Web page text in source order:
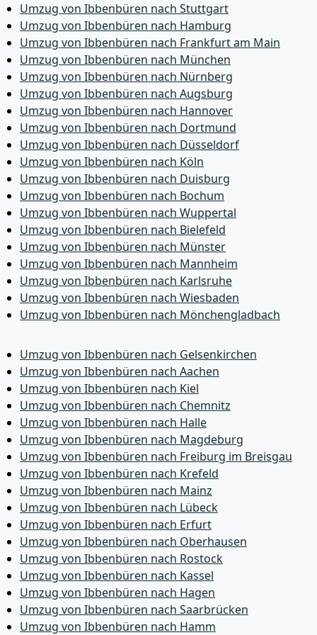
Umzug von Ibbenbüren nach Stuttgart
Umzug von Ibbenbüren nach Hamburg
Umzug von Ibbenbüren nach Frankfurt am Main
Umzug von Ibbenbüren nach München
Umzug von Ibbenbüren nach Nürnberg
Umzug von Ibbenbüren nach Augsburg
Umzug von Ibbenbüren nach Hannover
Umzug von Ibbenbüren nach Dortmund
Umzug von Ibbenbüren nach Düsseldorf
Umzug von Ibbenbüren nach Köln
Umzug von Ibbenbüren nach Duisburg
Umzug von Ibbenbüren nach Bochum
Umzug von Ibbenbüren nach Wuppertal
Umzug von Ibbenbüren nach Bielefeld
Umzug von Ibbenbüren nach Münster
Umzug von Ibbenbüren nach Mannheim
Umzug von Ibbenbüren nach Karlsruhe
Umzug von Ibbenbüren nach Wiesbaden
Umzug von Ibbenbüren nach Mönchen­gladbach
Umzug von Ibbenbüren nach Gelsenkirchen
Umzug von Ibbenbüren nach Aachen
Umzug von Ibbenbüren nach Kiel
Umzug von Ibbenbüren nach Chemnitz
Umzug von Ibbenbüren nach Halle
Umzug von Ibbenbüren nach Magdeburg
Umzug von Ibbenbüren nach Freiburg im Breisgau
Umzug von Ibbenbüren nach Krefeld
Umzug von Ibbenbüren nach Mainz
Umzug von Ibbenbüren nach Lübeck
Umzug von Ibbenbüren nach Erfurt
Umzug von Ibbenbüren nach Oberhausen
Umzug von Ibbenbüren nach Rostock
Umzug von Ibbenbüren nach Kassel
Umzug von Ibbenbüren nach Hagen
Umzug von Ibbenbüren nach Saarbrücken
Umzug von Ibbenbüren nach Hamm